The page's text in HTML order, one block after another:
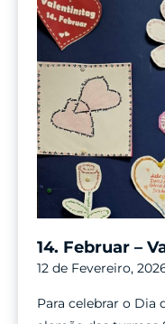
14. Februar –
12 de Fevereiro,
Para celebrar o Dia